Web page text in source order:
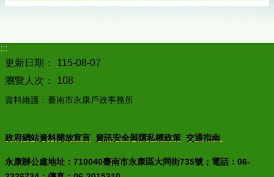
:::
更新日期：
115-08-07
瀏覽人次：
108
資料維護：臺南市永康戶政事務所
政府網站資料開放宣言 資訊安全與隱私權政策 交通指南
永康辦公處地址：710040臺南市永康區大同街735號；電話：06-